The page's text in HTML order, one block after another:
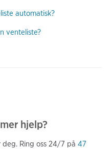
automatisk?
venteliste?
hjelp?
Ring oss 24/7 på 47